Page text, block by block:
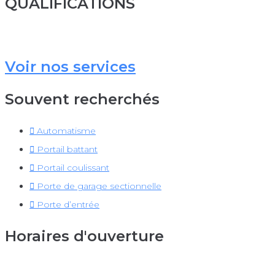
Voir nos services
Souvent recherchés
Automatisme
Portail battant
Portail coulissant
Porte de garage sectionnelle
Porte d’entrée
Horaires d'ouverture